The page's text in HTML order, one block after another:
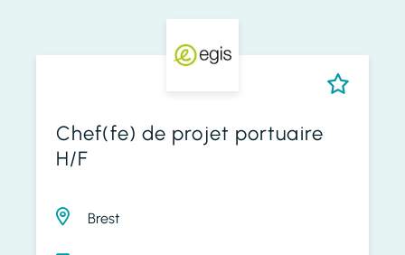
Chef(fe) de projet portuaire
H/F
Brest